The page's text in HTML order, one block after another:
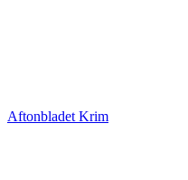
Aftonbladet Krim